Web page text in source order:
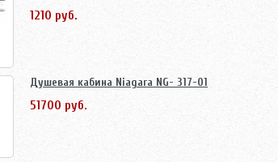
1210 руб.
Душевая кабина Niagara NG- 317-01
51700 руб.